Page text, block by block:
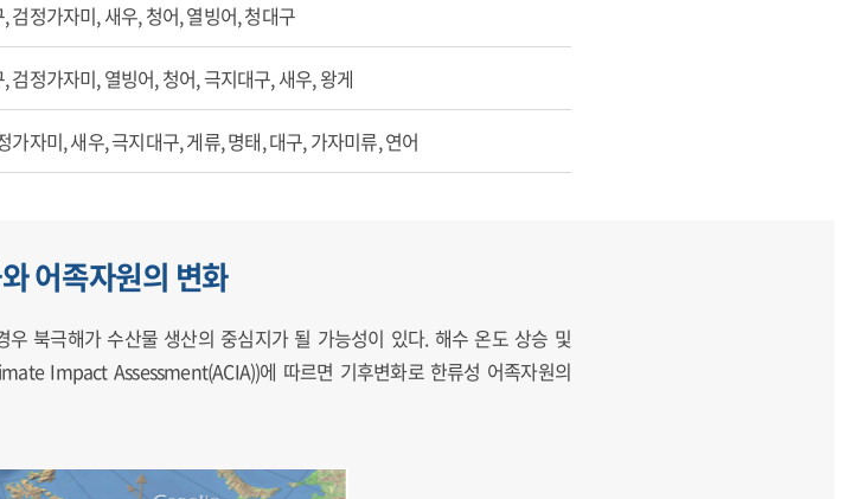
검정가자미, 새우, 청어, 열빙어, 청대구
검정가자미, 열빙어, 청어, 극지대구, 새우, 왕게
가자미, 새우, 극지대구, 게류, 명태, 대구, 가자미류, 연어
어족자원의 변화
북극해가 수산물 생산의 중심지가 될 가능성이 있다. 해수 온도 상승 및
Impact Assessment(ACIA))에 따르면 기후변화로 한류성 어족자원의